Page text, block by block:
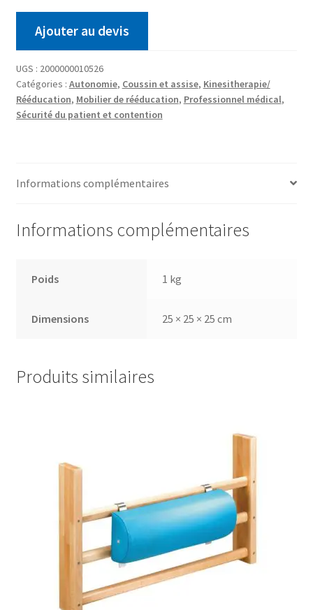
Ajouter au devis
UGS : 2000000010526
Catégories : Autonomie, Coussin et assise, Kinesitherapie/
Rééducation, Mobilier de rééducation, Professionnel médical,
Sécurité du patient et contention
Informations complémentaires
Informations complémentaires
Poids 1 kg
Dimensions 25 × 25 × 25 cm
Produits similaires